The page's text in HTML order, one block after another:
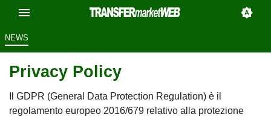
NEWS
Privacy Policy
Il GDPR (General Data Protection Regulation) è il
regolamento europeo 2016/679 relativo alla protezione